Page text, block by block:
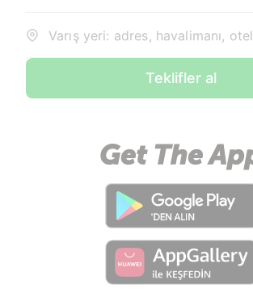
Varış yeri: adres, havalimanı, otel
Teklifler al